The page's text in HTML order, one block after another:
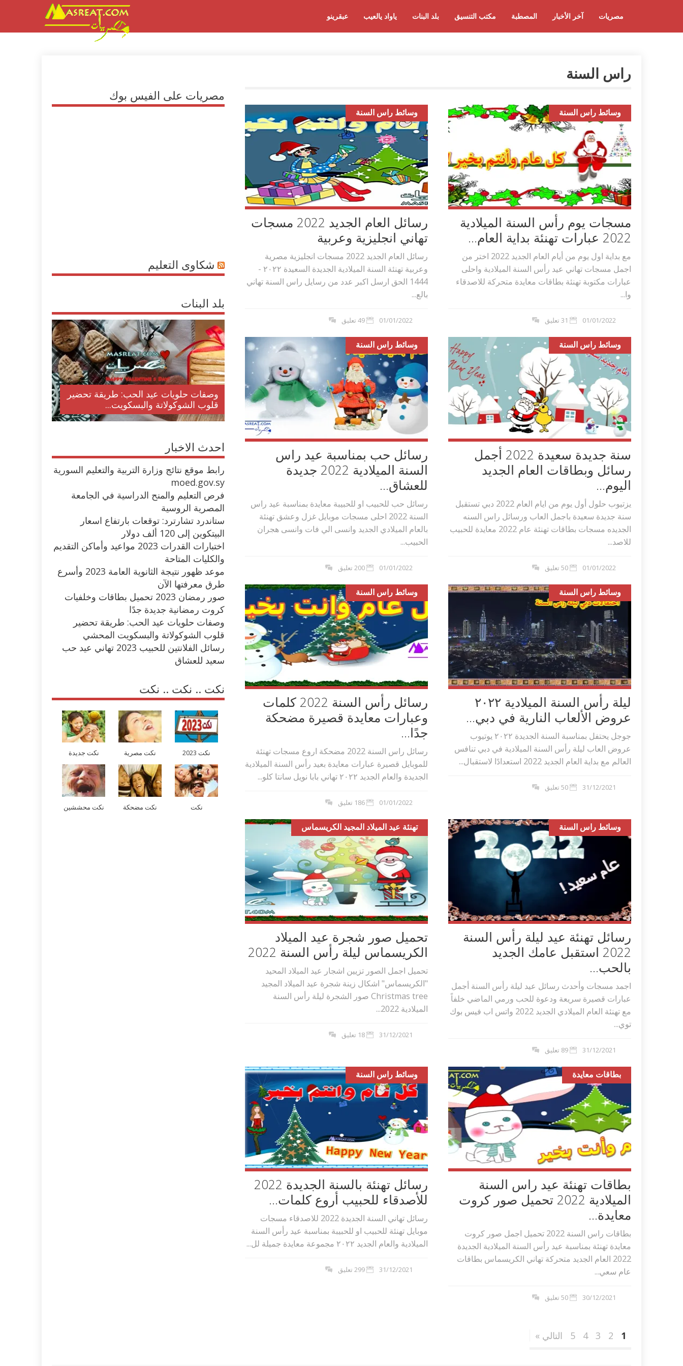
عبقرينو ياواد يالعيب بلد البنات مكتب التنسيق المصطبة آخر الأخبار مصريات
راس السنة
وسائط راس السنة
رسائل العام الجديد 2022 مسجات
تهاني انجليزية وعربية
رسائل العام الجديد 2022 مسجات انجليزية مصرية
وعربية تهنئة السنة الميلادية الجديدة السعيدة ٢٠٢٢ -
1444 الحق ارسل اكبر عدد من رسايل راس السنة تهاني
بالع...
01/01/2022 49 تعليق
وسائط راس السنة
مسجات يوم رأس السنة الميلادية
2022 عبارات تهنئة بداية العام...
مع بداية اول يوم من أيام العام الجديد 2022 اختر من
اجمل مسجات تهاني عيد رأس السنة الميلادية واحلى
عبارات مكتوبة تهنئة بطاقات معايدة متحركة للاصدقاء
وا...
01/01/2022 31 تعليق
وسائط راس السنة
رسائل حب بمناسبة عيد راس
السنة الميلادية 2022 جديدة
للعشاق...
رسائل حب للحبيب او للحبيبة معايدة بمناسبة عيد راس
السنة 2022 احلى مسجات موبايل غزل وعشق تهنئة
بالعام الميلادي الجديد وانسى الي فات وانسى هجران
الحبيب...
01/01/2022 200 تعليق
وسائط راس السنة
سنة جديدة سعيدة 2022 أجمل
رسائل وبطاقات العام الجديد
اليوم...
يزتيوب حلول أول يوم من ايام العام 2022 دبي تستقبل
سنة جديدة سعيدة باجمل العاب ورسائل راس السنه
الجديده مسجات بطاقات تهنئة عام 2022 معايدة للحبيب
للاصد...
01/01/2022 50 تعليق
وسائط راس السنة
رسائل رأس السنة 2022 كلمات
وعبارات معايدة قصيرة مضحكة
جدًا...
رسائل راس السنة 2022 مضحكة اروع مسجات تهنئة
للموبايل قصيرة عبارات معايدة بعيد رأس السنة الميلادية
الجديدة والعام الجديد ٢٠٢٢ تهاني بابا نويل سانتا كلو...
01/01/2022 186 تعليق
وسائط راس السنة
ليلة رأس السنة الميلادية ٢٠٢۲
عروض الألعاب النارية في دبي...
جوجل يحتفل بمناسبة السنة الجديدة ٢٠٢۲ يوتيوب
عروض العاب ليلة رأس السنة الميلادية في دبي تنافس
العالم مع بداية العام الجديد 2022 استعدادًا لاستقبال...
31/12/2021 50 تعليق
تهنئة عيد الميلاد المجيد الكريسماس
تحميل صور شجرة عيد الميلاد
الكريسماس ليلة رأس السنة 2022
تحميل اجمل الصور تزيين اشجار عيد الميلاد المحيد
"الكريسماس" اشكال زينة شجرة عيد الميلاد المجيد
Christmas tree صور الشجرة ليلة رأس السنة
الميلادية 2022...
31/12/2021 18 تعليق
وسائط راس السنة
رسائل تهنئة عيد ليلة رأس السنة
2022 استقبل عامك الجديد
بالحب...
اجمد مسجات وأحدث رسائل عيد ليلة رأس السنة أجمل
عبارات قصيرة سريعة ودعوة للحب ورمي الماضي خلفاً
مع تهنئة العام الميلادي الجديد 2022 واتس اب فيس بوك
توي...
31/12/2021 89 تعليق
وسائط راس السنة
رسائل تهنئة بالسنة الجديدة 2022
للأصدقاء للحبيب أروع كلمات...
رسائل تهاني السنة الجديدة 2022 للاصدقاء مسجات
موبايل تهنئة للحبيب او للحبيبة بمناسبة عيد رأس السنة
الميلادية والعام الجديد ٢٠٢۲ مجموعة معايدة جميلة لل...
31/12/2021 299 تعليق
بطاقات معايدة
بطاقات تهنئة عيد راس السنة
الميلادية 2022 تحميل صور كروت
معايدة...
بطاقات راس السنة 2022 تحميل اجمل صور كروت
معايدة تهنئة بمناسبة عيد رأس السنة الميلادية الجديدة
2022 العام الجديد متحركة تهاني الكريسماس بطاقات
عام سعي...
30/12/2021 50 تعليق
1
2
3
4
5 التالي »
مصريات على الفيس بوك
شكاوى التعليم
بلد البنات
وصفات حلويات عيد الحب: طريقة تحضير
قلوب الشوكولاتة والبسكويت...
وصفات أكلات عيد راس السنة الميلادية
والميلاد المجيد الكريسما...
طريقة تحضير حلاوة المولد النبوي مع
وصفات بالفيديو والصور...
اكلات عيد الاضحى 2023 وصفات طبخ
احدث الاخبار
رابط موقع نتائج وزارة التربية والتعليم السورية
moed.gov.sy
فرص التعليم والمنح الدراسية في الجامعة
المصرية الروسية
ستاندرد تشارترد: توقعات بارتفاع اسعار
البيتكوين إلى 120 ألف دولار
اختبارات القدرات 2023 مواعيد وأماكن التقديم
والكليات المتاحة
موعد ظهور نتيجة الثانوية العامة 2023 وأسرع
طرق معرفتها الآن
صور رمضان 2023 تحميل بطاقات وخلفيات
كروت رمضانية جديدة جدًا
وصفات حلويات عيد الحب: طريقة تحضير
قلوب الشوكولاتة والبسكويت المحشي
رسائل الفلانتين للحبيب 2023 تهاني عيد حب
سعيد للعشاق
نكت .. نكت .. نكت
نكت 2023 نكت مصرية نكت جديدة
نكت نكت مضحكة نكت محششين